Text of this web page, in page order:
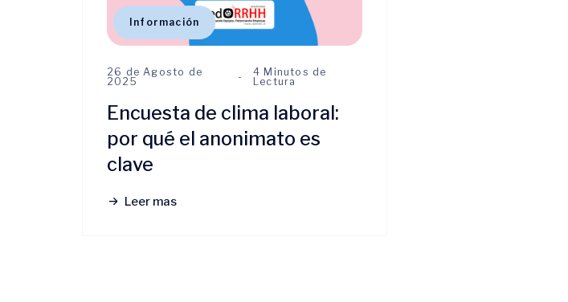
Información
26 de Agosto de
2025
4 Minutos de
Lectura
Encuesta de clima laboral:
por qué el anonimato es
clave
Leer mas